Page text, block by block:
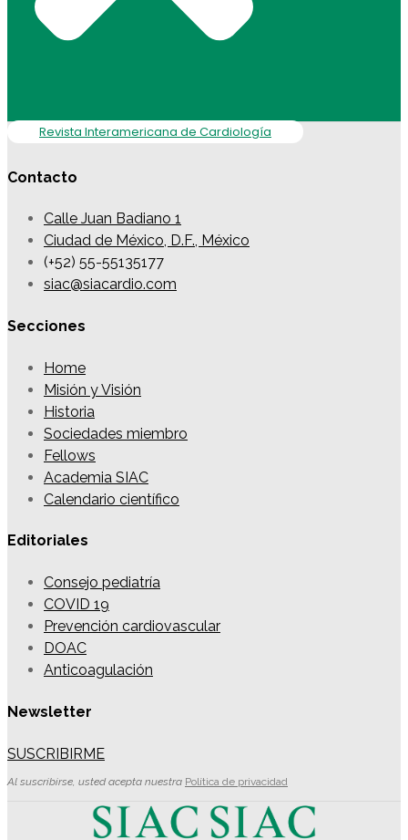
Revista Interamericana de Cardiología
Contacto
Calle Juan Badiano 1
Ciudad de México, D.F., México
(+52) 55-55135177
siac@siacardio.com
Secciones
Home
Misión y Visión
Historia
Sociedades miembro
Fellows
Academia SIAC
Calendario científico
Editoriales
Consejo pediatría
COVID 19
Prevención cardiovascular
DOAC
Anticoagulación
Newsletter
SUSCRIBIRME
Al suscribirse, usted acepta nuestra Política de privacidad